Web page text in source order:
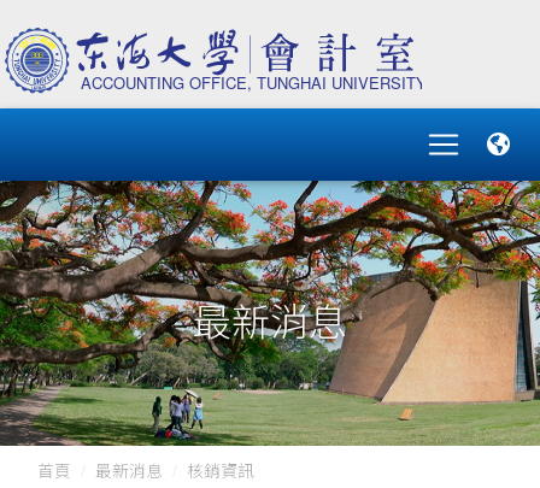
最新消息
首頁 最新消息 核銷資訊